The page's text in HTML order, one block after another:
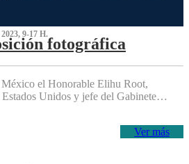
9-17 H.
fotográfica
el Honorable Elihu Root,
Estados Unidos y jefe del Gabinete…
Ver más